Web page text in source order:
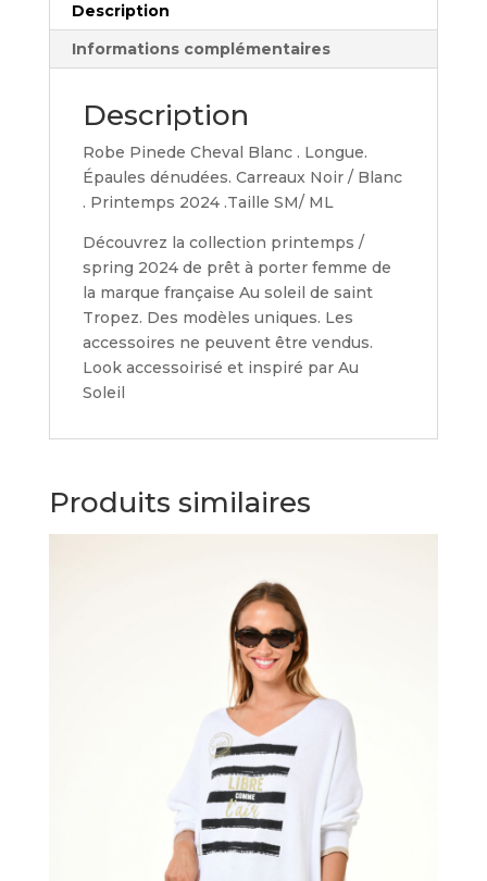
Description
Informations complémentaires
Description
Robe Pinede Cheval Blanc . Longue.
Épaules dénudées. Carreaux Noir / Blanc
. Printemps 2024 .Taille SM/ ML
Découvrez la collection printemps /
spring 2024 de prêt à porter femme de
la marque française Au soleil de saint
Tropez. Des modèles uniques. Les
accessoires ne peuvent être vendus.
Look accessoirisé et inspiré par Au
Soleil
Produits similaires